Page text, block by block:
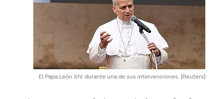
El Papa León XIV durante una de sus intervenciones. (Reuters)